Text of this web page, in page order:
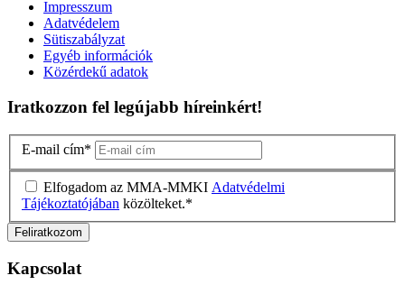
Impresszum
Adatvédelem
Sütiszabályzat
Egyéb információk
Közérdekű adatok
Iratkozzon fel legújabb híreinkért!
E-mail cím*
Elfogadom az MMA-MMKI Adatvédelmi
Tájékoztatójában közölteket.*
Kapcsolat